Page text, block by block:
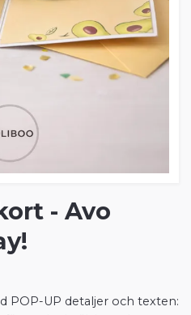
- Avo
POP-UP detaljer och texten: